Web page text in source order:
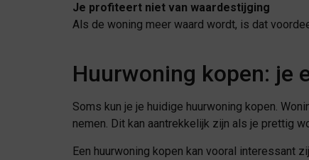
Je profiteert niet van waardestijging
Als de woning meer waard wordt, is dat
Huurwoning kopen: je
Soms kun je je huidige huurwoning kopen.
nemen. Dit kan aantrekkelijk zijn als je prettig
Een huurwoning kopen kan vooral interessant